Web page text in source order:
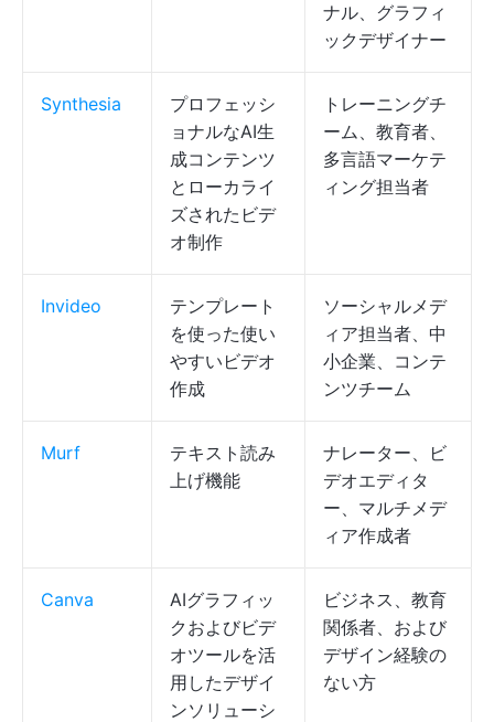
ナル、グラフィ
ックデザイナー
Synthesia
プロフェッシ
ョナルなAI生
成コンテンツ
とローカライ
ズされたビデ
オ制作
トレーニングチ
ーム、教育者、
多言語マーケテ
ィング担当者
Invideo
テンプレート
を使った使い
やすいビデオ
作成
ソーシャルメデ
ィア担当者、中
小企業、コンテ
ンツチーム
Murf
テキスト読み
上げ機能
ナレーター、ビ
デオエディタ
ー、マルチメデ
ィア作成者
Canva
AIグラフィッ
クおよびビデ
オツールを活
用したデザイ
ンソリューシ
ビジネス、教育
関係者、および
デザイン経験の
ない方